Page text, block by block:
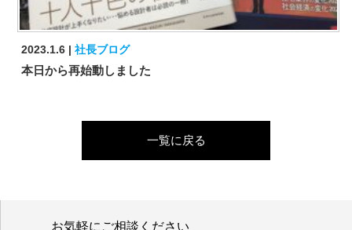
2023.1.6 社長ブログ
本日から再始動しました
一覧に戻る
お気軽にご相談ください